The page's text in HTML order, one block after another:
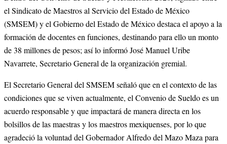
el Sindicato de Maestros al Servicio del Estado de México
(SMSEM) y el Gobierno del Estado de México destaca el apoyo a la
formación de docentes en funciones, destinando para ello un monto
de 38 millones de pesos; así lo informó José Manuel Uribe
Navarrete, Secretario General de la organización gremial.
El Secretario General del SMSEM señaló que en el contexto de las
condiciones que se viven actualmente, el Convenio de Sueldo es un
acuerdo responsable y que impactará de manera directa en los
bolsillos de las maestras y los maestros mexiquenses, por lo que
agradeció la voluntad del Gobernador Alfredo del Mazo Maza para